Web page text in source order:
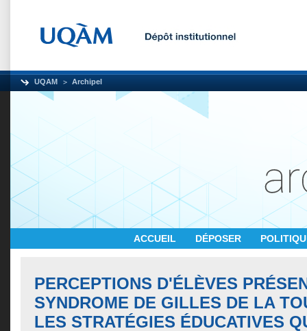
UQAM Archipel
ACCUEIL DÉPOSER
PERCEPTIONS D'ÉLÈVES
SYNDROME DE GILLES DE LA
LES STRATÉGIES ÉDUCATIVES